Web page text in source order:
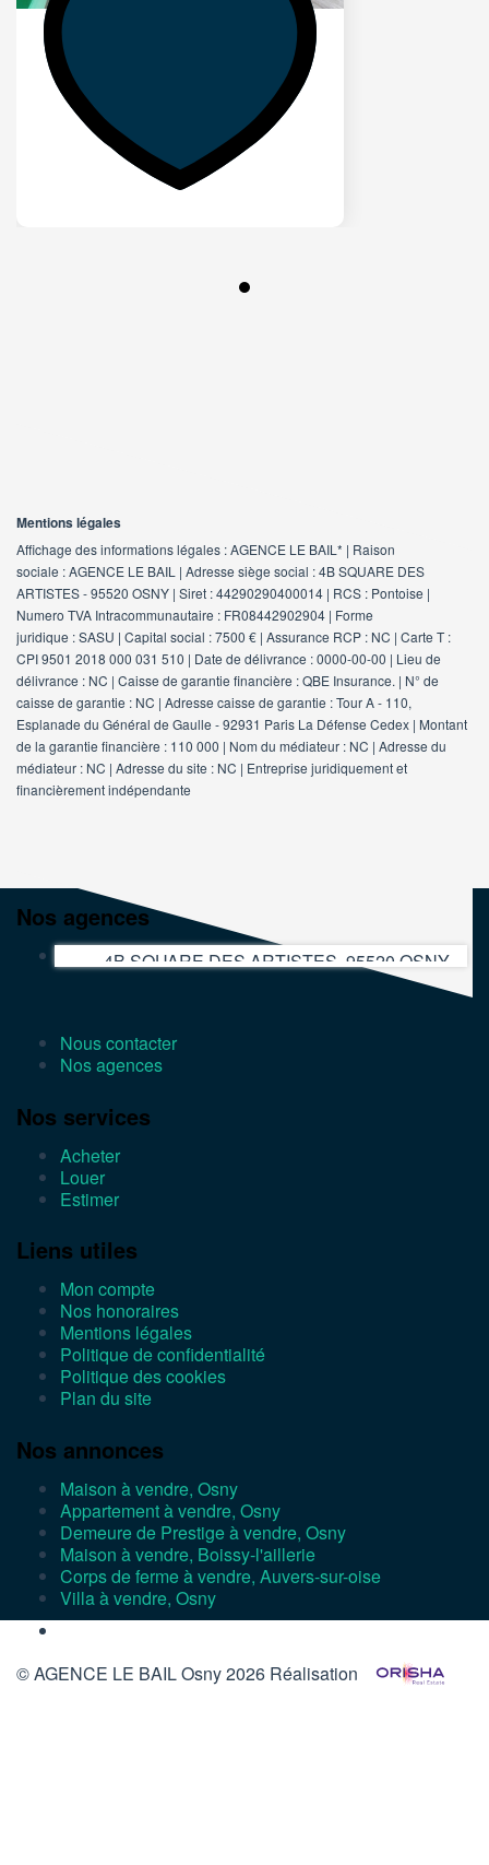
Mentions légales
Affichage des informations légales : AGENCE LE BAIL* | Raison
sociale : AGENCE LE BAIL | Adresse siège social : 4B SQUARE DES
ARTISTES - 95520 OSNY | Siret : 44290290400014 | RCS : Pontoise |
Numero TVA Intracommunautaire : FR08442902904 | Forme
juridique : SASU | Capital social : 7500 € | Assurance RCP : NC | Carte T :
CPI 9501 2018 000 031 510 | Date de délivrance : 0000-00-00 | Lieu de
délivrance : NC | Caisse de garantie financière : QBE Insurance. | N° de
caisse de garantie : NC | Adresse caisse de garantie : Tour A - 110,
Esplanade du Général de Gaulle - 92931 Paris La Défense Cedex | Montant
de la garantie financière : 110 000 | Nom du médiateur : NC | Adresse du
médiateur : NC | Adresse du site : NC | Entreprise juridiquement et
financièrement indépendante
Nos agences
4B SQUARE DES ARTISTES, 95520 OSNY
Nous contacter
Nos agences
Nos services
Acheter
Louer
Estimer
Liens utiles
Mon compte
Nos honoraires
Mentions légales
Politique de confidentialité
Politique des cookies
Plan du site
Nos annonces
Maison à vendre, Osny
Appartement à vendre, Osny
Demeure de Prestige à vendre, Osny
Maison à vendre, Boissy-l'aillerie
Corps de ferme à vendre, Auvers-sur-oise
Villa à vendre, Osny
© AGENCE LE BAIL Osny 2026 Réalisation